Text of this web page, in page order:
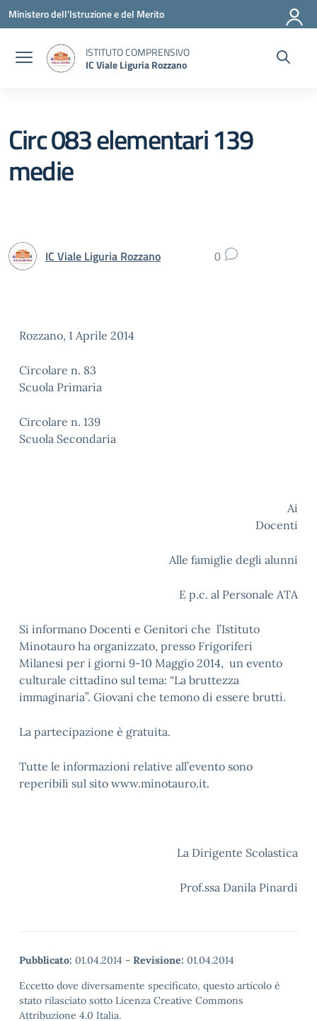
Vai ai contenuti
Vai al menu di navigazione
Vai al footer
Ministero dell'Istruzione e del Merito
ISTITUTO COMPRENSIVO
IC Viale Liguria Rozzano
Circ 083 elementari 139
medie
IC Viale Liguria Rozzano 0
Rozzano, 1 Aprile 2014
Circolare n. 83
Scuola Primaria
Circolare n. 139
Scuola Secondaria
Ai
Docenti
Alle famiglie degli alunni
E p.c. al Personale ATA
Si informano Docenti e Genitori che l’Istituto
Minotauro ha organizzato, presso Frigoriferi
Milanesi per i giorni 9-10 Maggio 2014, un evento
culturale cittadino sul tema: “La bruttezza
immaginaria”. Giovani che temono di essere brutti.
La partecipazione è gratuita.
Tutte le informazioni relative all’evento sono
reperibili sul sito www.minotauro.it.
La Dirigente Scolastica
Prof.ssa Danila Pinardi
Pubblicato: 01.04.2014 - Revisione: 01.04.2014
Eccetto dove diversamente specificato, questo articolo è
stato rilasciato sotto Licenza Creative Commons
Attribuzione 4.0 Italia.